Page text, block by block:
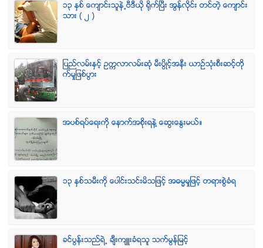
၁၃ ႏွစ္ ေက်ာင္းသူနဲ႕ဗီဒီယို ရိုက္ျပီး အြန္လိုင္း တင္တဲ့ ေက်ာင္း
သား ( ၂ )
ျပည္လမ္းႏွင့္ ဥကၠလာလမ္းဆုံ မီးပြိဳင့္အနီး ယာဥ္သုံးစီးဆင့္တို
က္မႈျဖစ္ပြား
အပစ္ရပ္ေရးကို ေနာက္အစိုးရနဲ႔ ေဆြးေႏြးမယ္။
၁၃ ႏွစ္သမီးကို ေပါင္းသင္းမိသျဖင့္ အဓမၼမႈျဖင့္ တရားစြဲခံရ
ခင္ပြန္းသည္ရဲ႕ ခ်ီးက်ဴးခံရသူ သက္မြန္ျမင့္